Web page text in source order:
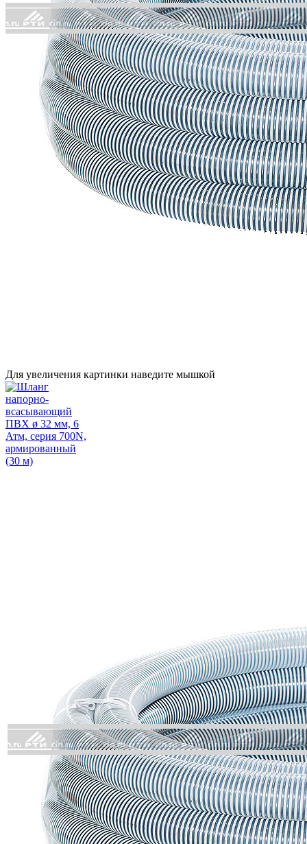
Для увеличения картинки наведите мышкой